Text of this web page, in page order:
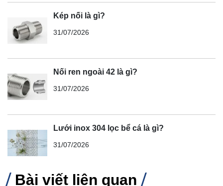
Kép nối là gì?
31/07/2026
Nối ren ngoài 42 là gì?
31/07/2026
Lưới inox 304 lọc bể cá là gì?
31/07/2026
Bài viết liên quan